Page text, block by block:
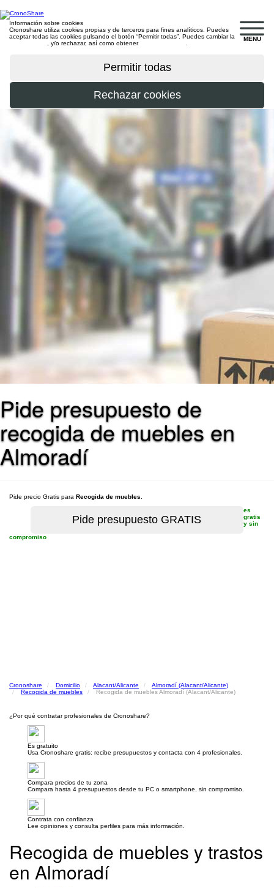
MENU
Información sobre cookies
Cronoshare utiliza cookies propias y de terceros para fines analíticos. Puedes
aceptar todas las cookies pulsando el botón “Permitir todas”. Puedes cambiar la
, y/o rechazar, así como obtener
Pide presupuesto de
recogida de muebles en
Almoradí
Pide precio Gratis para Recogida de muebles
es
gratis
y sin
compromiso
Cronoshare Domicilio Alacant/Alicante
Almoradí (Alacant/Alicante)
Recogida de muebles
Recogida de muebles Almoradí (Alacant/Alicante)
¿Por qué contratar profesionales de Cronoshare?
Es gratuito
Usa Cronoshare gratis: recibe presupuestos y contacta con 4 profesionales.
Compara precios de tu zona
Compara hasta 4 presupuestos desde tu PC o smartphone, sin compromiso.
Contrata con confianza
Lee opiniones y consulta perfiles para más información.
Recogida de muebles y trastos
en Almoradí